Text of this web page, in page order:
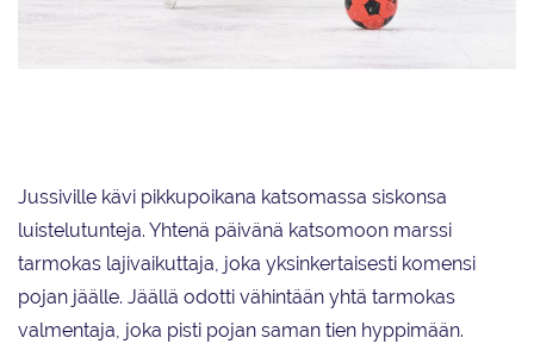
Jussiville kävi pikkupoikana katsomassa siskonsa
luistelutunteja. Yhtenä päivänä katsomoon marssi
tarmokas lajivaikuttaja, joka yksinkertaisesti komensi
pojan jäälle. Jäällä odotti vähintään yhtä tarmokas
valmentaja, joka pisti pojan saman tien hyppimään.